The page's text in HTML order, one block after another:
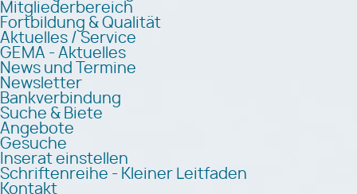
Mitgliederbereich
Fortbildung & Qualität
Aktuelles / Service
GEMA - Aktuelles
News und Termine
Newsletter
Bankverbindung
Suche & Biete
Angebote
Gesuche
Inserat einstellen
Schriftenreihe - Kleiner Leitfaden
Kontakt